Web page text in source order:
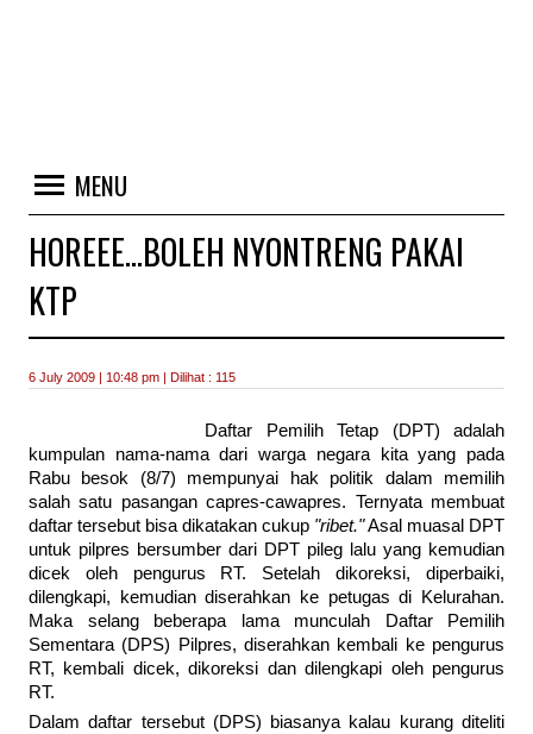
MENU
HOREEE…BOLEH NYONTRENG PAKAI
KTP
6 July 2009 | 10:48 pm | Dilihat : 115
Daftar Pemilih Tetap (DPT) adalah
kumpulan nama-nama dari warga negara kita yang pada
Rabu besok (8/7) mempunyai hak politik dalam memilih
salah satu pasangan capres-cawapres. Ternyata membuat
daftar tersebut bisa dikatakan cukup "ribet."Asal muasal DPT
untuk pilpres bersumber dari DPT pileg lalu yang kemudian
dicek oleh pengurus RT. Setelah dikoreksi, diperbaiki,
dilengkapi, kemudian diserahkan ke petugas di Kelurahan.
Maka selang beberapa lama munculah Daftar Pemilih
Sementara (DPS) Pilpres, diserahkan kembali ke pengurus
RT, kembali dicek, dikoreksi dan dilengkapi oleh pengurus
RT.
Dalam daftar tersebut (DPS) biasanya kalau kurang diteliti